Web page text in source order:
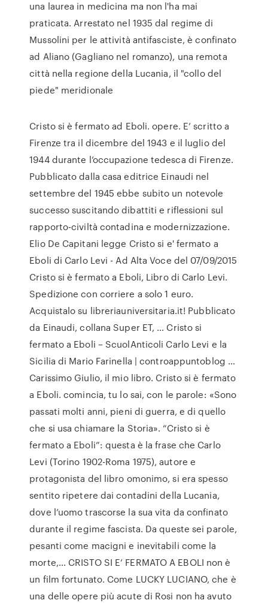
una laurea in medicina ma non l'ha mai
praticata. Arrestato nel 1935 dal regime di
Mussolini per le attività antifasciste, è confinato
ad Aliano (Gagliano nel romanzo), una remota
città nella regione della Lucania, il "collo del
piede" meridionale
Cristo si è fermato ad Eboli. opere. E’ scritto a
Firenze tra il dicembre del 1943 e il luglio del
1944 durante l’occupazione tedesca di Firenze.
Pubblicato dalla casa editrice Einaudi nel
settembre del 1945 ebbe subito un notevole
successo suscitando dibattiti e riflessioni sul
rapporto-civiltà contadina e modernizzazione.
Elio De Capitani legge Cristo si e' fermato a
Eboli di Carlo Levi - Ad Alta Voce del 07/09/2015
Cristo si è fermato a Eboli, Libro di Carlo Levi.
Spedizione con corriere a solo 1 euro.
Acquistalo su libreriauniversitaria.it! Pubblicato
da Einaudi, collana Super ET, … Cristo si
fermato a Eboli – ScuolAnticoli Carlo Levi e la
Sicilia di Mario Farinella | controappuntoblog …
Carissimo Giulio, il mio libro. Cristo si è fermato
a Eboli. comincia, tu lo sai, con le parole: «Sono
passati molti anni, pieni di guerra, e di quello
che si usa chiamare la Storia». “Cristo si è
fermato a Eboli”: questa è la frase che Carlo
Levi (Torino 1902-Roma 1975), autore e
protagonista del libro omonimo, si era spesso
sentito ripetere dai contadini della Lucania,
dove l’uomo trascorse la sua vita da confinato
durante il regime fascista. Da queste sei parole,
pesanti come macigni e inevitabili come la
morte,… CRISTO SI E’ FERMATO A EBOLI non è
un film fortunato. Come LUCKY LUCIANO, che è
una delle opere più acute di Rosi non ha avuto